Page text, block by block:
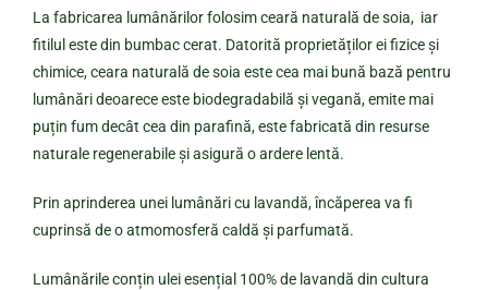
La fabricarea lumânărilor folosim ceară naturală de soia, iar
fitilul este din bumbac cerat. Datorită proprietăților ei fizice și
chimice, ceara naturală de soia este cea mai bună bază pentru
lumânări deoarece este biodegradabilă și vegană, emite mai
puțin fum decât cea din parafină, este fabricată din resurse
naturale regenerabile și asigură o ardere lentă.
Prin aprinderea unei lumânări cu lavandă, încăperea va fi
cuprinsă de o atmomosferă caldă și parfumată.
Lumânările conțin ulei esențial 100% de lavandă din cultura